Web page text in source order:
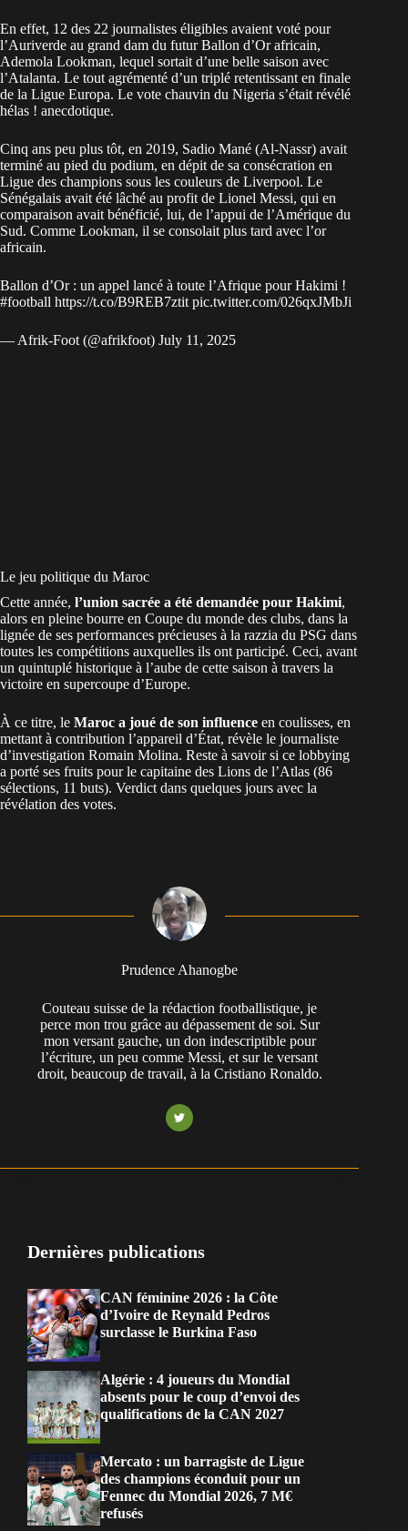
En effet, 12 des 22 journalistes éligibles avaient voté pour
l’Auriverde au grand dam du futur Ballon d’Or africain,
Ademola Lookman, lequel sortait d’une belle saison avec
l’Atalanta. Le tout agrémenté d’un triplé retentissant en finale
de la Ligue Europa. Le vote chauvin du Nigeria s’était révélé
hélas ! anecdotique.
Cinq ans peu plus tôt, en 2019, Sadio Mané (Al-Nassr) avait
terminé au pied du podium, en dépit de sa consécration en
Ligue des champions sous les couleurs de Liverpool. Le
Sénégalais avait été lâché au profit de Lionel Messi, qui en
comparaison avait bénéficié, lui, de l’appui de l’Amérique du
Sud. Comme Lookman, il se consolait plus tard avec l’or
africain.
Ballon d’Or : un appel lancé à toute l’Afrique pour Hakimi !
#football https://t.co/B9REB7ztit pic.twitter.com/026qxJMbJi
— Afrik-Foot (@afrikfoot) July 11, 2025
Le jeu politique du Maroc
Cette année, l’union sacrée a été demandée pour Hakimi,
alors en pleine bourre en Coupe du monde des clubs, dans la
lignée de ses performances précieuses à la razzia du PSG dans
toutes les compétitions auxquelles ils ont participé. Ceci, avant
un quintuplé historique à l’aube de cette saison à travers la
victoire en supercoupe d’Europe.
À ce titre, le Maroc a joué de son influence en coulisses, en
mettant à contribution l’appareil d’État, révèle le journaliste
d’investigation Romain Molina. Reste à savoir si ce lobbying
a porté ses fruits pour le capitaine des Lions de l’Atlas (86
sélections, 11 buts). Verdict dans quelques jours avec la
révélation des votes.
Prudence Ahanogbe
Couteau suisse de la rédaction footballistique, je
perce mon trou grâce au dépassement de soi. Sur
mon versant gauche, un don indescriptible pour
l’écriture, un peu comme Messi, et sur le versant
droit, beaucoup de travail, à la Cristiano Ronaldo.
Dernières publications
CAN féminine 2026 : la Côte
d’Ivoire de Reynald Pedros
surclasse le Burkina Faso
Algérie : 4 joueurs du Mondial
absents pour le coup d’envoi des
qualifications de la CAN 2027
Mercato : un barragiste de Ligue
des champions éconduit pour un
Fennec du Mondial 2026, 7 M€
refusés